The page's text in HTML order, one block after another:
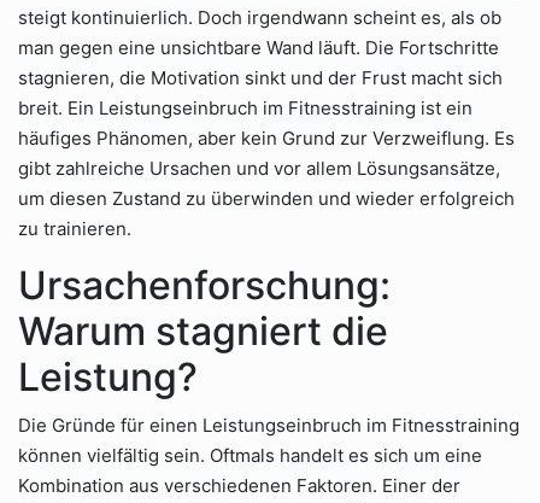
steigt kontinuierlich. Doch irgendwann scheint es, als ob
man gegen eine unsichtbare Wand läuft. Die Fortschritte
stagnieren, die Motivation sinkt und der Frust macht sich
breit. Ein Leistungseinbruch im Fitnesstraining ist ein
häufiges Phänomen, aber kein Grund zur Verzweiflung. Es
gibt zahlreiche Ursachen und vor allem Lösungsansätze,
um diesen Zustand zu überwinden und wieder erfolgreich
zu trainieren.
Ursachenforschung:
Warum stagniert die
Leistung?
Die Gründe für einen Leistungseinbruch im Fitnesstraining
können vielfältig sein. Oftmals handelt es sich um eine
Kombination aus verschiedenen Faktoren. Einer der